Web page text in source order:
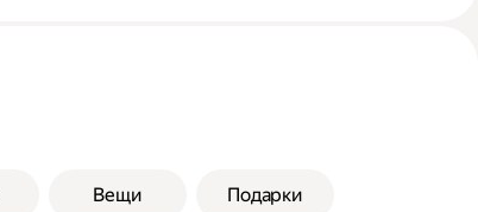
Вещи Подарки